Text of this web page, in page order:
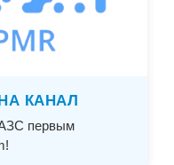
КАНАЛ
первым